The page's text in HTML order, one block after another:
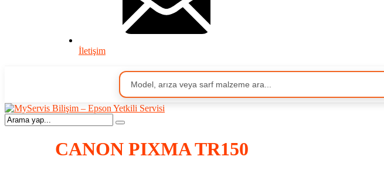
İletişim
CANON PIXMA TR150